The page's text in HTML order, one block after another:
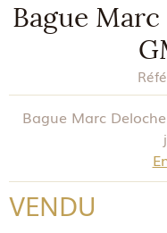
Bague
Bague Marc
VENDU